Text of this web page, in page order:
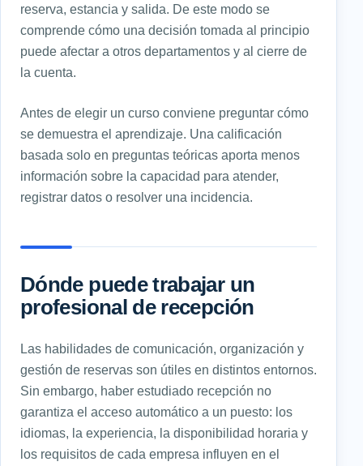
reserva, estancia y salida. De este modo se
comprende cómo una decisión tomada al principio
puede afectar a otros departamentos y al cierre de
la cuenta.
Antes de elegir un curso conviene preguntar cómo
se demuestra el aprendizaje. Una calificación
basada solo en preguntas teóricas aporta menos
información sobre la capacidad para atender,
registrar datos o resolver una incidencia.
Dónde puede trabajar un
profesional de recepción
Las habilidades de comunicación, organización y
gestión de reservas son útiles en distintos entornos.
Sin embargo, haber estudiado recepción no
garantiza el acceso automático a un puesto: los
idiomas, la experiencia, la disponibilidad horaria y
los requisitos de cada empresa influyen en el